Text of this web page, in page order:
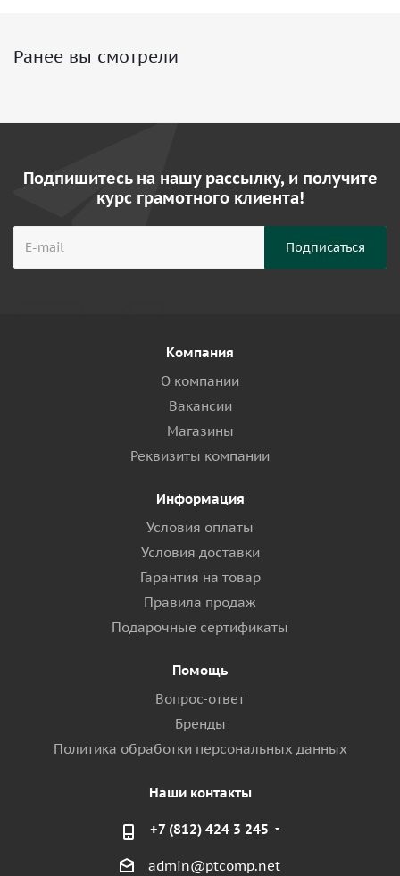
Ранее вы смотрели
Подпишитесь на нашу рассылку, и получите
курс грамотного клиента!
Компания
О компании
Вакансии
Магазины
Реквизиты компании
Информация
Условия оплаты
Условия доставки
Гарантия на товар
Правила продаж
Подарочные сертификаты
Помощь
Вопрос-ответ
Бренды
Политика обработки персональных данных
Наши контакты
+7 (812) 424 3 245
admin@ptcomp.net